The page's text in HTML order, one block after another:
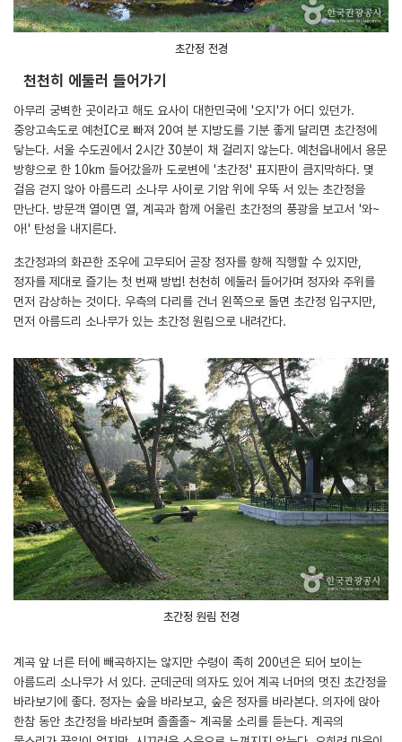
초간정 전경
천천히 에둘러 들어가기
아무리 궁벽한 곳이라고 해도 요사이 대한민국에 '오지'가 어디 있던가.
중앙고속도로 예천IC로 빠져 20여 분 지방도를 기분 좋게 달리면 초간정에
닿는다. 서울 수도권에서 2시간 30분이 채 걸리지 않는다. 예천읍내에서 용문
방향으로 한 10km 들어갔을까 도로변에 '초간정' 표지판이 큼지막하다. 몇
걸음 걷지 않아 아름드리 소나무 사이로 기암 위에 우뚝 서 있는 초간정을
만난다. 방문객 열이면 열, 계곡과 함께 어울린 초간정의 풍광을 보고서 '와~
아!' 탄성을 내지른다.
초간정과의 화끈한 조우에 고무되어 곧장 정자를 향해 직행할 수 있지만,
정자를 제대로 즐기는 첫 번째 방법! 천천히 에둘러 들어가며 정자와 주위를
먼저 감상하는 것이다. 우측의 다리를 건너 왼쪽으로 돌면 초간정 입구지만,
먼저 아름드리 소나무가 있는 초간정 원림으로 내려간다.
초간정 원림 전경
계곡 앞 너른 터에 빼곡하지는 않지만 수령이 족히 200년은 되어 보이는
아름드리 소나무가 서 있다. 군데군데 의자도 있어 계곡 너머의 멋진 초간정을
바라보기에 좋다. 정자는 숲을 바라보고, 숲은 정자를 바라본다. 의자에 앉아
한참 동안 초간정을 바라보며 졸졸졸~ 계곡물 소리를 듣는다. 계곡의